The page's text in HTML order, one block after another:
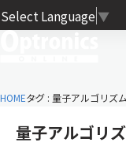
Select Language ▼
HOMEタグ : 量子アルゴリズム
量子アルゴリ